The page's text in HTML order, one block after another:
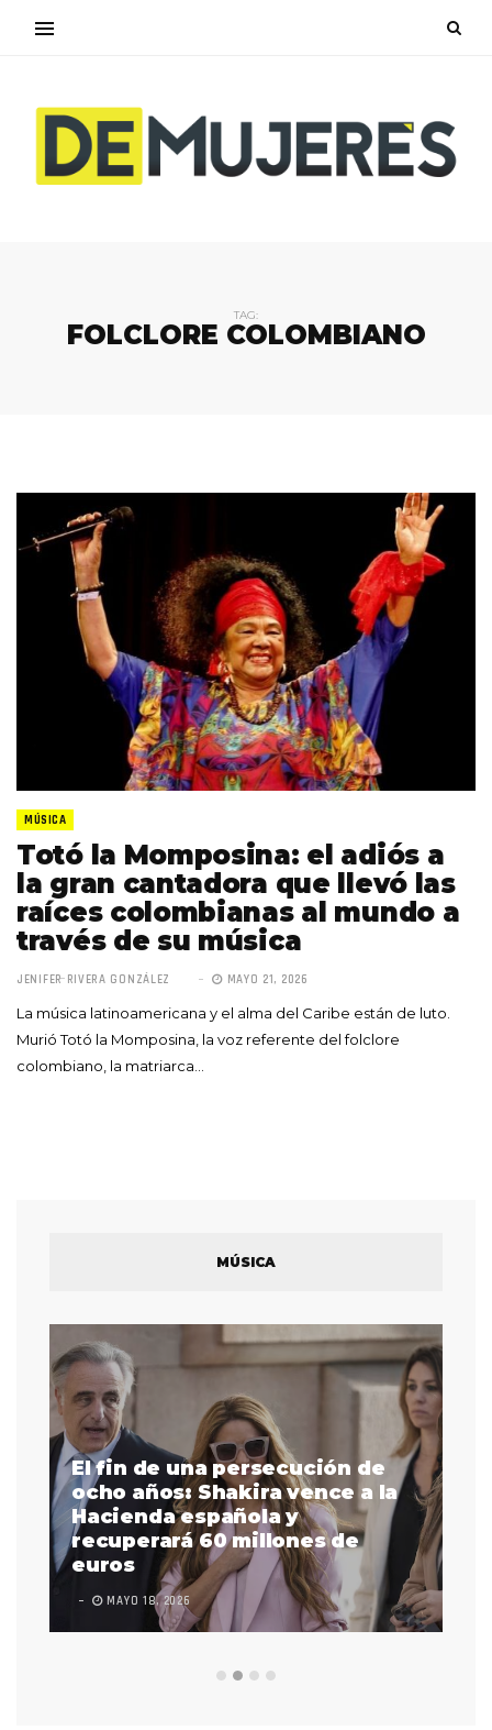
TAG:
FOLCLORE COLOMBIANO
MÚSICA
Totó la Momposina: el adiós a
la gran cantadora que llevó las
raíces colombianas al mundo a
través de su música
JENIFER RIVERA GONZÁLEZ MAYO 21, 2026
La música latinoamericana y el alma del Caribe están de luto.
Murió Totó la Momposina, la voz referente del folclore
colombiano, la matriarca…
MÚSICA
El fin de una persecución de
ocho años: Shakira vence a la
Hacienda española y
recuperará 60 millones de
euros
MAYO 18, 2026